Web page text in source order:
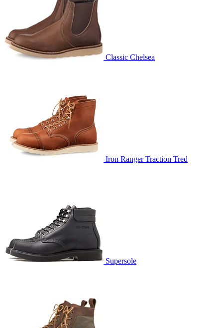
Classic Chelsea
Iron Ranger Traction Tred
Supersole